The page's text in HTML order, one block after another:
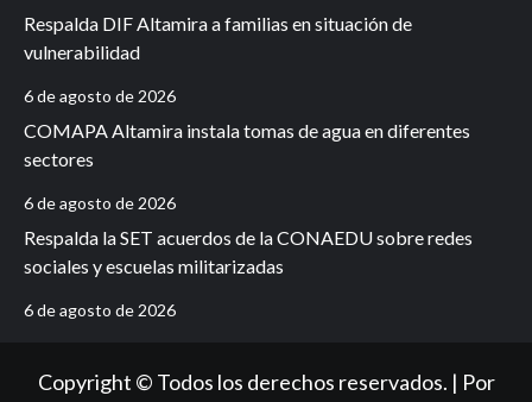
Respalda DIF Altamira a familias en situación de
vulnerabilidad
6 de agosto de 2026
COMAPA Altamira instala tomas de agua en diferentes
sectores
6 de agosto de 2026
Respalda la SET acuerdos de la CONAEDU sobre redes
sociales y escuelas militarizadas
6 de agosto de 2026
Copyright © Todos los derechos reservados. | Por